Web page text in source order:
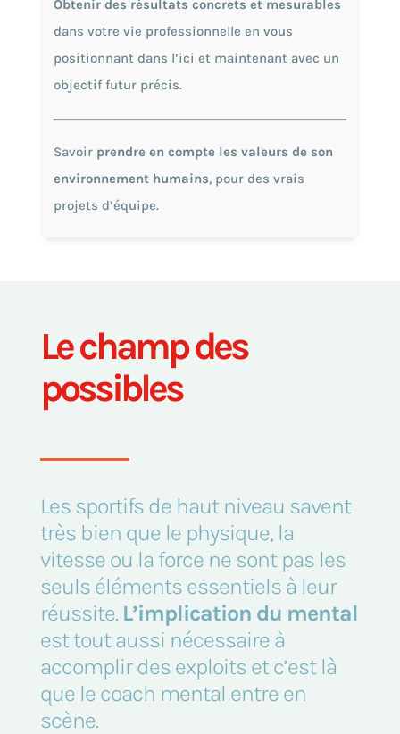
Obtenir des résultats concrets et mesurables
dans votre vie professionnelle en vous
positionnant dans l’ici et maintenant avec un
objectif futur précis.
Savoir prendre en compte les valeurs de son
environnement humains, pour des vrais
projets d’équipe.
Le champ des
possibles
Les sportifs de haut niveau savent
très bien que le physique, la
vitesse ou la force ne sont pas les
seuls éléments essentiels à leur
réussite. L’implication du mental
est tout aussi nécessaire à
accomplir des exploits et c’est là
que le coach mental entre en
scène.